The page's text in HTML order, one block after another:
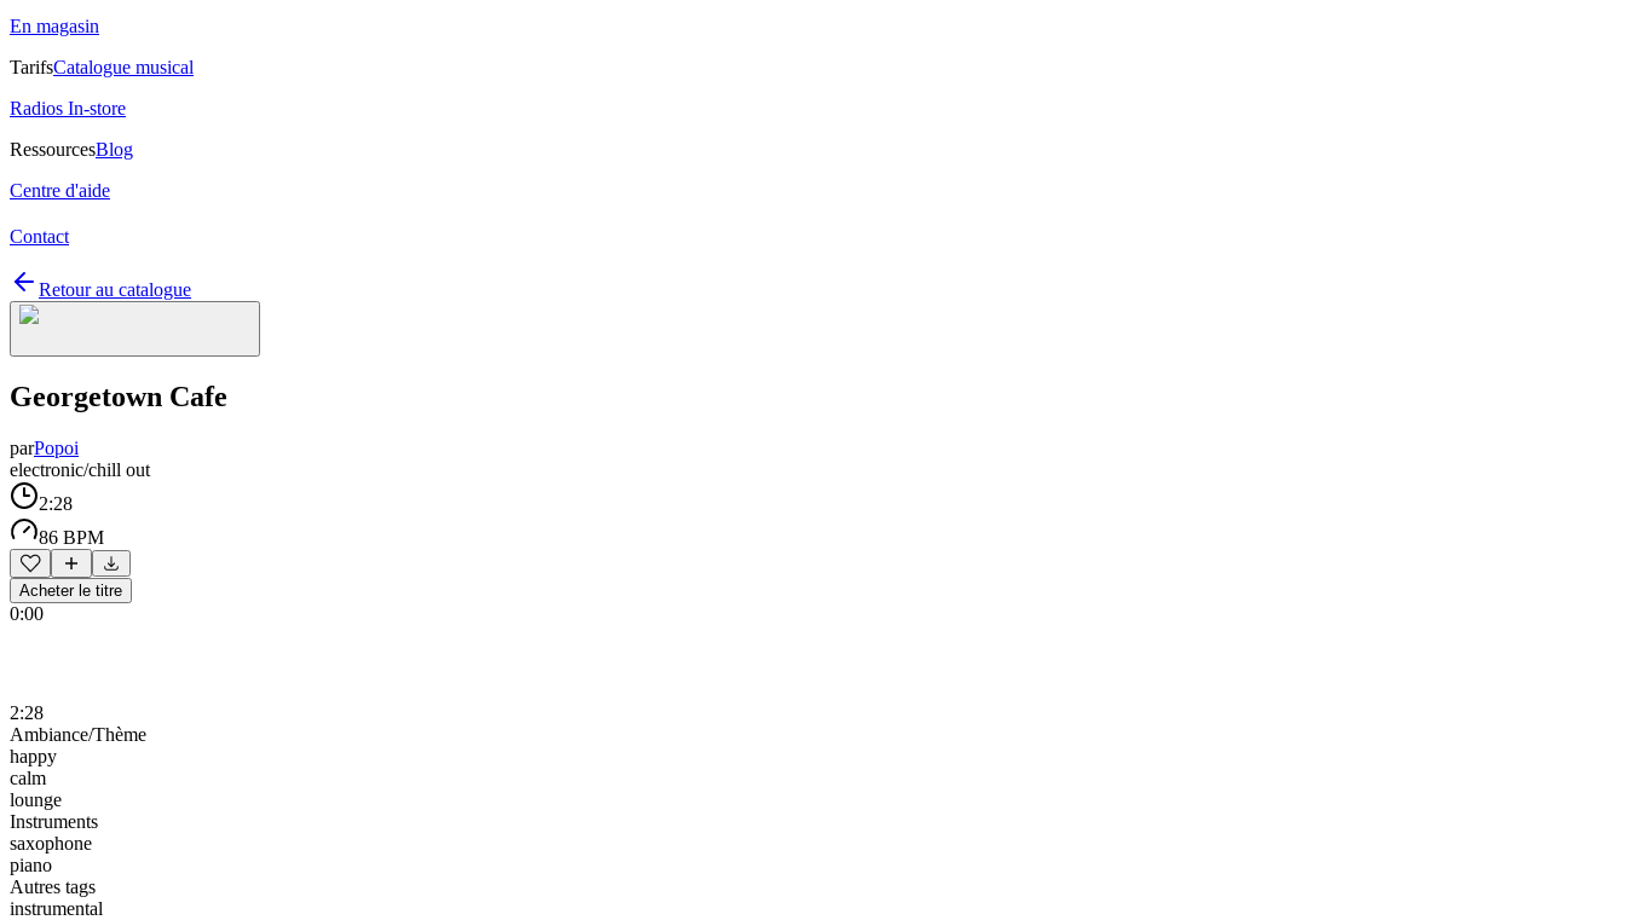
En magasin
TarifsCatalogue musical
Radios In-store
RessourcesBlog
Centre d'aide
Contact
Retour au catalogue
Georgetown Cafe
parPopoi
electronic/chill out
2:28
86 BPM
Acheter le titre
0:00
2:28
Ambiance/Thème
happy
calm
lounge
Instruments
saxophone
piano
Autres tags
instrumental